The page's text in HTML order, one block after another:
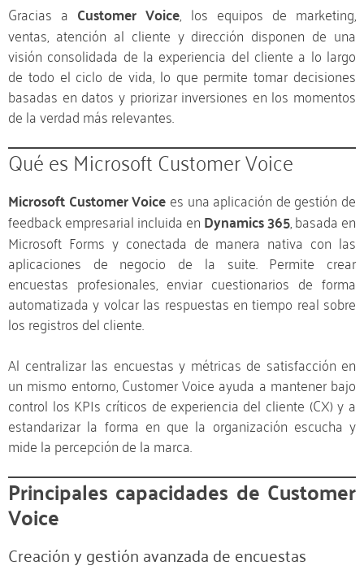
Gracias a Customer Voice, los equipos de marketing,
ventas, atención al cliente y dirección disponen de una
visión consolidada de la experiencia del cliente a lo largo
de todo el ciclo de vida, lo que permite tomar decisiones
basadas en datos y priorizar inversiones en los momentos
de la verdad más relevantes.
Qué es Microsoft Customer Voice
Microsoft Customer Voicees una aplicación de gestión de
feedback empresarial incluida enDynamics 365, basada en
Microsoft Forms y conectada de manera nativa con las
aplicaciones de negocio de la suite. Permite crear
encuestas profesionales, enviar cuestionarios de forma
automatizada y volcar las respuestas en tiempo real sobre
los registros del cliente.
Al centralizar las encuestas y métricas de satisfacción en
un mismo entorno, Customer Voice ayuda a mantener bajo
control los KPIs críticos de experiencia del cliente (CX) y a
estandarizar la forma en que la organización escucha y
mide la percepción de la marca.
Principales capacidades de Customer
Voice
Creación y gestión avanzada de encuestas